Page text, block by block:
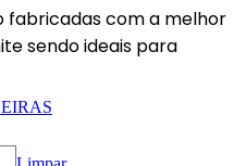
fabricadas com a melhor
sendo ideais para